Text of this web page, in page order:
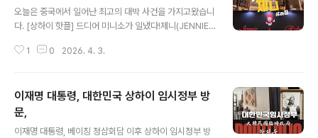
가 열리고 있습니다. 바로 인민공원 옆 상하이 역사박물관
에서 진행 중인 교류전입니다. 급속한 도시화라는 공통분
떻게 다를까요? 전시의 주요 포인트와 관람 정보를 정리해
오늘은 중국에서 일어난 최고의 대박 사건을 가지고왔습니
다. [상하이 핫플] 드디어 미니소가 일냈다!제니(JENNIE)
NISO)가역대급 사고를 쳤습니다! 무려 우리들의 워너비,
녀온 생생한 팝업스토어현장 소식 전해드릴게요!✨ 오픈런
은 기본!단 몇 분 만에 끝없는 웨이팅첫날부터 제니의 한정
판 굿즈를 사기 위해 모여든 중국 팬들로 인산인해를 이뤘
1 0 2026. 4. 3.
이재명 대통령, 대한민국 상하이 임시정부 방
문,
이재명 대통령, 베이징 정삼회담 이후 상하이 임시정부 방